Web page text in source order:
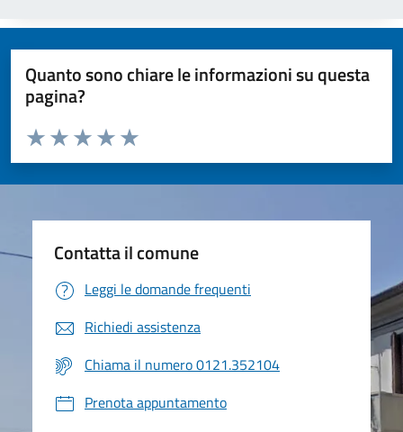
Quanto sono chiare le informazioni su questa
pagina?
Valuta da 1 a 5 stelle la pagina
Valuta 5 stelle su 5
Valuta 4 stelle su 5
Valuta 3 stelle su 5
Valuta 2 stelle su 5
Valuta 1 stelle su 5
Contatta il comune
Leggi le domande frequenti
Richiedi assistenza
Chiama il numero 0121.352104
Prenota appuntamento